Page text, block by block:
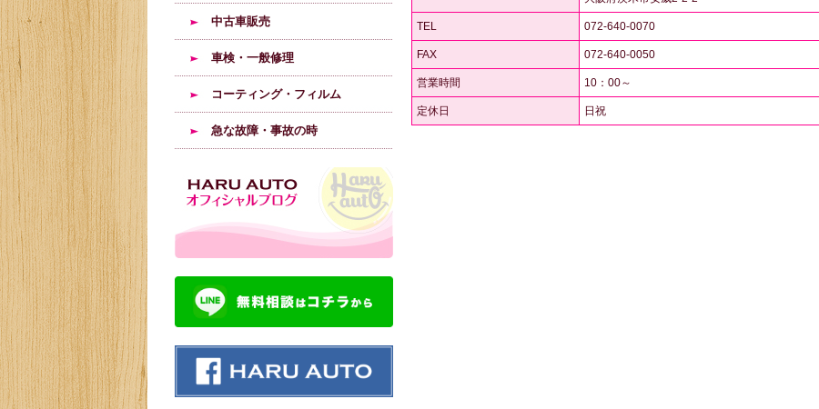
中古車販売
車検・一般修理
コーティング・フィルム
急な故障・事故の時
TEL 072-640-0070
FAX 072-640-0050
営業時間 10：00～
定休日 日祝